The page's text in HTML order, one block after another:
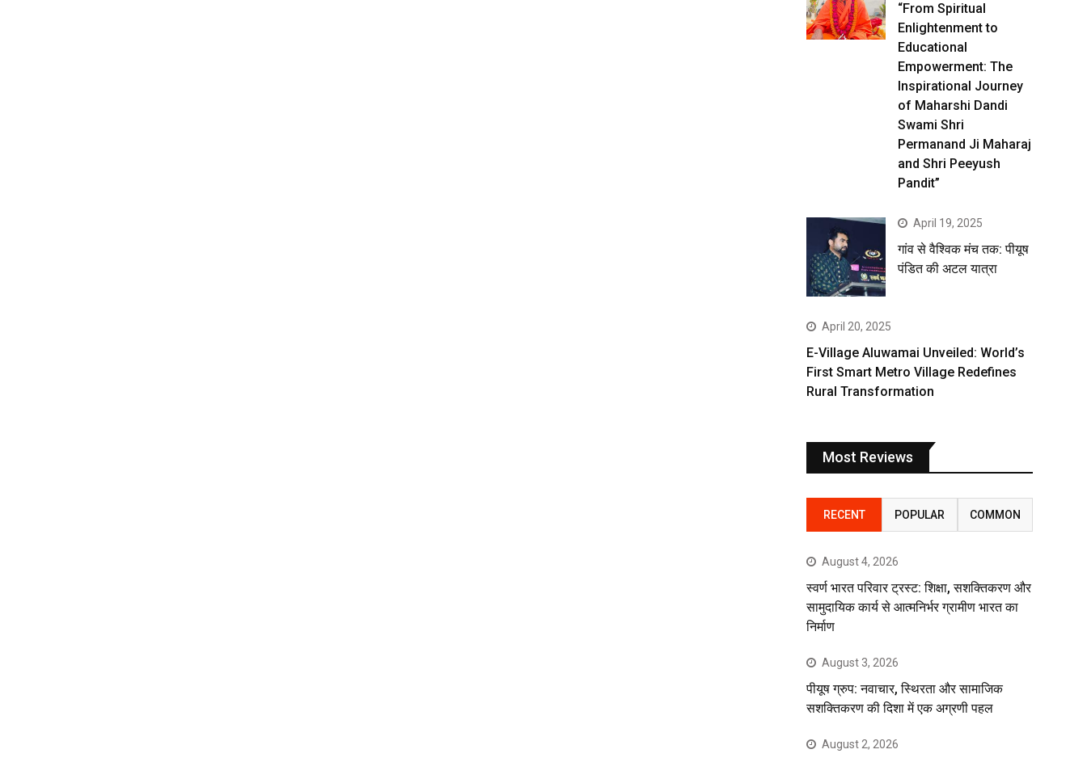
“From Spiritual
Enlightenment to
Educational
Empowerment: The
Inspirational Journey
of Maharshi Dandi
Swami Shri
Permanand Ji Maharaj
and Shri Peeyush
Pandit”
April 19, 2025
गांव से वैश्विक मंच तक: पीयूष
पंडित की अटल यात्रा
April 20, 2025
E-Village Aluwamai Unveiled: World’s
First Smart Metro Village Redefines
Rural Transformation
Most Reviews
RECENT POPULAR COMMON
August 4, 2026
स्वर्ण भारत परिवार ट्रस्ट: शिक्षा, सशक्तिकरण और
सामुदायिक कार्य से आत्मनिर्भर ग्रामीण भारत का
निर्माण
August 3, 2026
पीयूष ग्रुप: नवाचार, स्थिरता और सामाजिक
सशक्तिकरण की दिशा में एक अग्रणी पहल
August 2, 2026